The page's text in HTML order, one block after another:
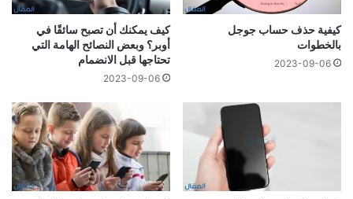
كيفية حذف حساب جوجل
بالخطوات
2023-09-06
كيف يمكنك أن تصبح سائقًا في
أوبر؟ وبعض النصائح الهامة التي
تحتاجها قبل الانضمام
2023-09-06